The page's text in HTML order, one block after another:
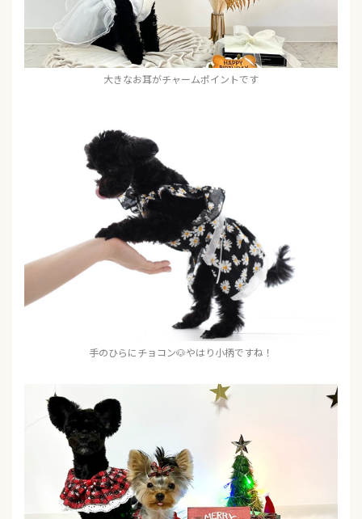
大きなお耳がチャームポイントです
手のひらにチョコン🐶やはり小柄ですね！